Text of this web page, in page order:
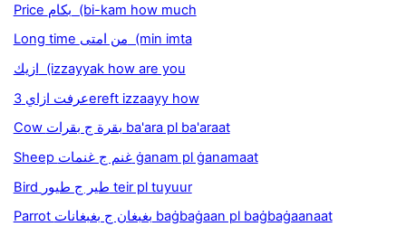
Price بكام (bi-kam how much
Long time من امتى (min imta
ازيك (izzayyak how are you
عرفت ازاي 3ereft izzaayy how
Cow بقرة ج بقرات ba'ara pl ba'araat
Sheep غنم ج غنمات ġanam pl ġanamaat
Bird طير ج طيور teir pl tuyuur
Parrot بغبغان ج بغبغانات baġbaġaan pl baġbaġaanaat